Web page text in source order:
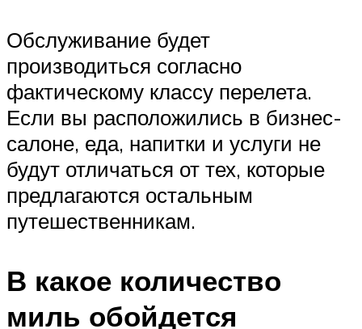
Обслуживание будет
производиться согласно
фактическому классу перелета.
Если вы расположились в бизнес-
салоне, еда, напитки и услуги не
будут отличаться от тех, которые
предлагаются остальным
путешественникам.
В какое количество
миль обойдется